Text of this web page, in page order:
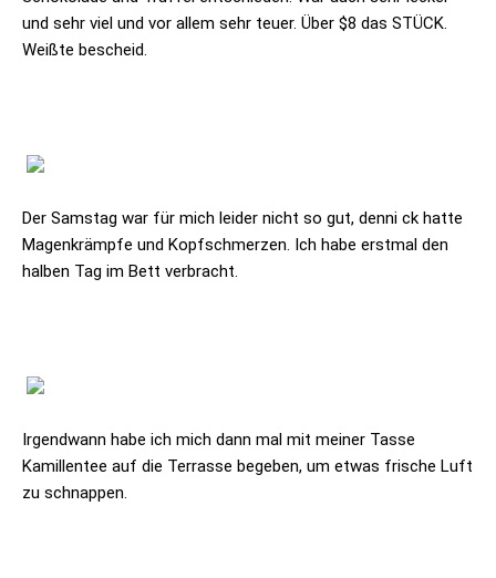
und sehr viel und vor allem sehr teuer. Über $8 das STÜCK.
Weißte bescheid.
Der Samstag war für mich leider nicht so gut, denni ck hatte
Magenkrämpfe und Kopfschmerzen. Ich habe erstmal den
halben Tag im Bett verbracht.
Irgendwann habe ich mich dann mal mit meiner Tasse
Kamillentee auf die Terrasse begeben, um etwas frische Luft
zu schnappen.